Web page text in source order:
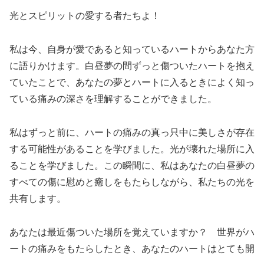
光とスピリットの愛する者たちよ！
私は今、自身が愛であると知っているハートからあなた方
に語りかけます。白昼夢の間ずっと傷ついたハートを抱え
ていたことで、あなたの夢とハートに入るときによく知っ
ている痛みの深さを理解することができました。
私はずっと前に、ハートの痛みの真っ只中に美しさが存在
する可能性があることを学びました。光が壊れた場所に入
ることを学びました。この瞬間に、私はあなたの白昼夢の
すべての傷に慰めと癒しをもたらしながら、私たちの光を
共有します。
あなたは最近傷ついた場所を覚えていますか？ 世界がハ
ートの痛みをもたらしたとき、あなたのハートはとても開